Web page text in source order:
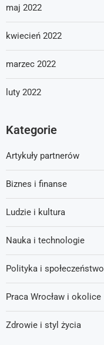
maj 2022
kwiecień 2022
marzec 2022
luty 2022
Kategorie
Artykuły partnerów
Biznes i finanse
Ludzie i kultura
Nauka i technologie
Polityka i społeczeństwo
Praca Wrocław i okolice
Zdrowie i styl życia